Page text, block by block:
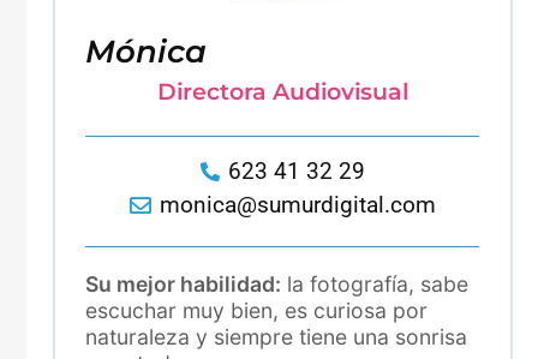
Mónica
Directora Audiovisual
623 41 32 29
monica@sumurdigital.com
Su mejor habilidad: la fotografía, sabe
escuchar muy bien, es curiosa por
naturaleza y siempre tiene una sonrisa